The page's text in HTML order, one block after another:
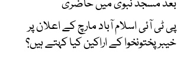
بعد مسجد نبویؐ میں حاضری
پی ٹی آئی اسلام آباد مارچ کے اعلان پر
خیبر پختونخوا کے اراکین کیا کہتے ہیں؟